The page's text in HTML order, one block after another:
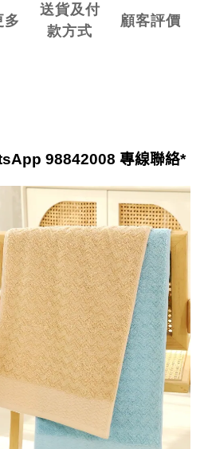
多
送貨及付
款方式
顧客評價
98842008 專線聯絡*